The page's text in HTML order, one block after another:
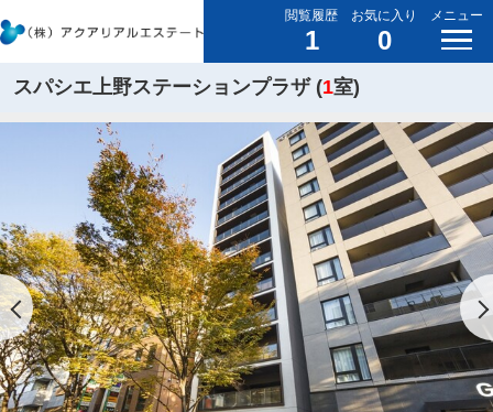
閲覧履歴
1
お気に入り
0
メニュー
スパシエ上野ステーションプラザ (1室)